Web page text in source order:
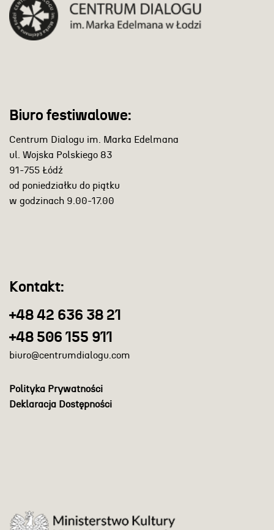
Biuro festiwalowe:
Centrum Dialogu im. Marka Edelmana
ul. Wojska Polskiego 83
91-755 Łódź
od poniedziałku do piątku
w godzinach 9.00-17.00
Kontakt:
+48 42 636 38 21
+48 506 155 911
biuro@centrumdialogu.com
Polityka Prywatności
Deklaracja Dostępności